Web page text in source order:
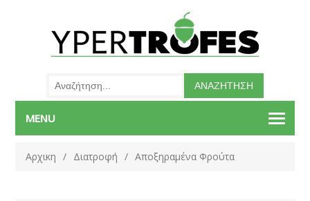
MENU
Αρχικη / Διατροφή / Αποξηραμένα Φρούτα